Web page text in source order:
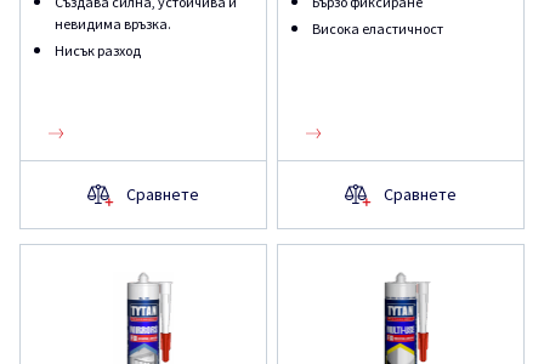
невидима връзка.
Нисък разход
Сравнете
Висока еластичност
Сравнете